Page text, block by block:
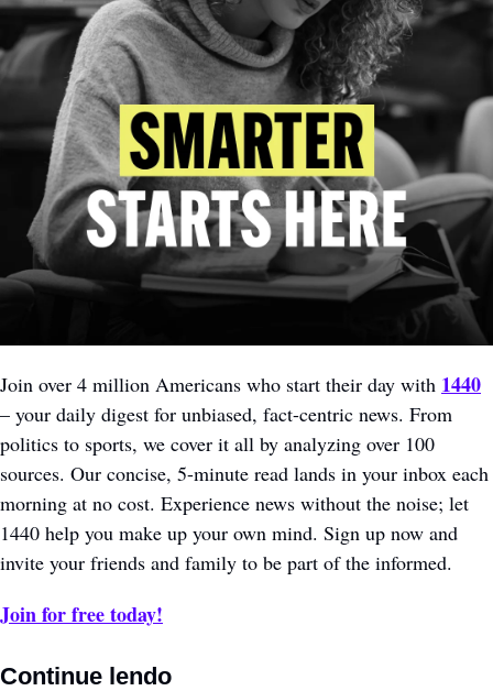
Join over 4 million Americans who start their day with 1440
– your daily digest for unbiased, fact-centric news. From
politics to sports, we cover it all by analyzing over 100
sources. Our concise, 5-minute read lands in your inbox each
morning at no cost. Experience news without the noise; let
1440 help you make up your own mind. Sign up now and
invite your friends and family to be part of the informed.
Join for free today!
Continue lendo